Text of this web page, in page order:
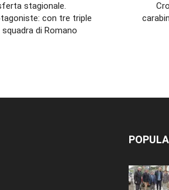
stagionale.
con tre triple
di Romano